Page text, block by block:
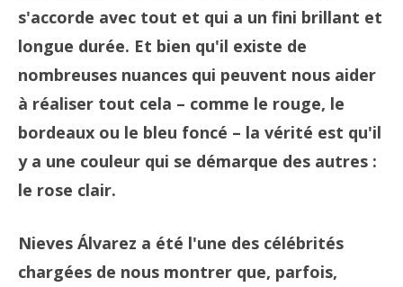
s'accorde avec tout et qui a un fini brillant et
longue durée. Et bien qu'il existe de
nombreuses nuances qui peuvent nous aider
à réaliser tout cela – comme le rouge, le
bordeaux ou le bleu foncé – la vérité est qu'il
y a une couleur qui se démarque des autres :
le rose clair.
Nieves Álvarez a été l'une des célébrités
chargées de nous montrer que, parfois,